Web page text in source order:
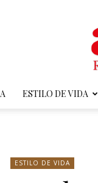
ESTILO DE VIDA
ESTILO DE VIDA